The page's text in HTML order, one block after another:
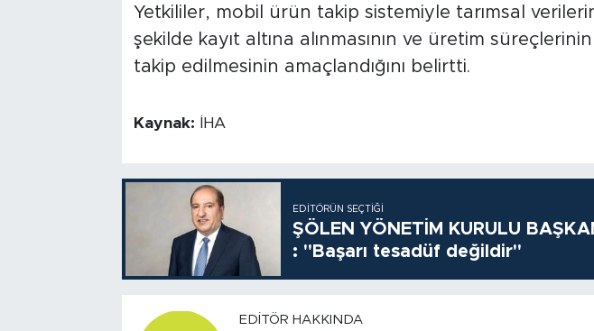
Yetkililer, mobil ürün takip sistemiyle tarımsal
şekilde kayıt altına alınmasının ve üretim
takip edilmesinin amaçlandığını belirtti.
Kaynak: İHA
EDITÖRÜN SEÇTIĞI
ŞÖLEN YÖNETİM KURULU
: "Başarı tesadüf değildir"
EDITÖR HAKKINDA